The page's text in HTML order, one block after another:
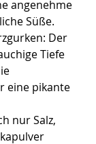
angenehme
Süße.
Der
Tiefe
eine pikante
nur Salz,